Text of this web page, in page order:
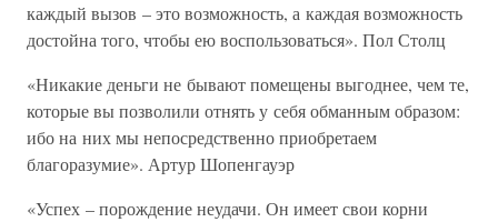
каждый вызов – это возможность, а каждая возможность
достойна того, чтобы ею воспользоваться». Пол Столц
«Никакие деньги не бывают помещены выгоднее, чем те,
которые вы позволили отнять у себя обманным образом:
ибо на них мы непосредственно приобретаем
благоразумие». Артур Шопенгауэр
«Успех – порождение неудачи. Он имеет свои корни